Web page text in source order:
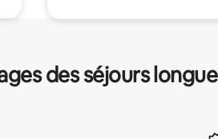
des séjours